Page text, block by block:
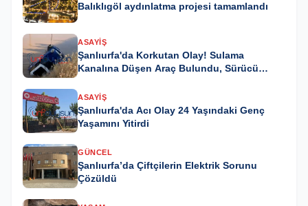
Balıklıgöl aydınlatma projesi tamamlandı
ASAYIŞ
Şanlıurfa'da Korkutan Olay! Sulama
Kanalına Düşen Araç Bulundu, Sürücü
ASAYIŞ
Şanlıurfa'da Acı Olay 24 Yaşındaki Genç
Yaşamını Yitirdi
GÜNCEL
Şanlıurfa’da Çiftçilerin Elektrik Sorunu
Çözüldü